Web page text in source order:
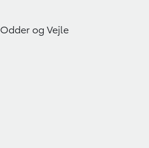
KONTANT
og Vejle